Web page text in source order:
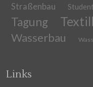
Straßenbau
Tagung
Wasserbau
Links